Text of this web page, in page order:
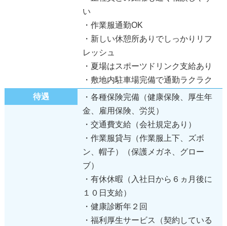
い
・作業服通勤OK
・新しい休憩所ありでしっかりリフ
レッシュ
・夏場はスポーツドリンク支給あり
・敷地内駐車場完備で通勤ラクラク
待遇
・各種保険完備（健康保険、厚生年
金、雇用保険、労災）
・交通費支給（会社規定あり）
・作業服貸与（作業服上下、ズボ
ン、帽子）（保護メガネ、グロー
ブ）
・有休休暇（入社日から６ヵ月後に
１０日支給）
・健康診断年２回
・福利厚生サービス（契約している